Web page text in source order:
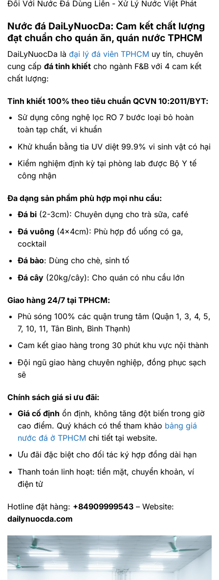
Nước đá DaiLyNuocDa: Cam kết chất lượng
đạt chuẩn cho quán ăn, quán nước TPHCM
DaiLyNuocDa là đại lý đá viên TPHCM uy tín, chuyên
cung cấp đá tinh khiết cho ngành F&B với 4 cam kết
chất lượng:
Tinh khiết 100% theo tiêu chuẩn QCVN 10:2011/BYT:
Sử dụng công nghệ lọc RO 7 bước loại bỏ hoàn
toàn tạp chất, vi khuẩn
Khử khuẩn bằng tia UV diệt 99.9% vi sinh vật có hại
Kiểm nghiệm định kỳ tại phòng lab được Bộ Y tế
công nhận
Đa dạng sản phẩm phù hợp mọi nhu cầu:
Đá bi(2-3cm): Chuyên dụng cho trà sữa, café
Đá vuông(4x4cm): Phù hợp đồ uống có ga,
cocktail
Đá bào: Dùng cho chè, sinh tố
Đá cây(20kg/cây): Cho quán có nhu cầu lớn
Giao hàng 24/7 tại TPHCM:
Phủ sóng 100% các quận trung tâm (Quận 1, 3, 4, 5,
7, 10, 11, Tân Bình, Bình Thạnh)
Cam kết giao hàng trong 30 phút khu vực nội thành
Đội ngũ giao hàng chuyên nghiệp, đồng phục sạch
sẽ
Chính sách giá sỉ ưu đãi:
Giá cố định ổn định, không tăng đột biến trong giờ
cao điểm. Quý khách có thể tham khảo bảng giá
nước đá ở TPHCM chi tiết tại website.
Ưu đãi đặc biệt cho đối tác ký hợp đồng dài hạn
Thanh toán linh hoạt: tiền mặt, chuyển khoản, ví
điện tử
Hotline đặt hàng: +84909999543 – Website:
dailynuocda.com